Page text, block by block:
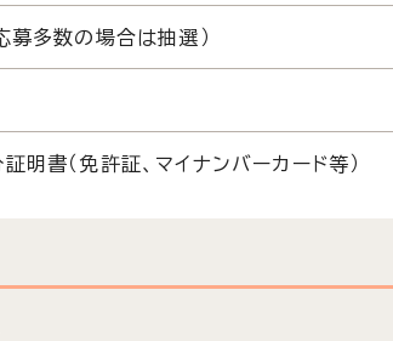
募多数の場合は抽選）
明書（免許証、マイナンバーカード等）